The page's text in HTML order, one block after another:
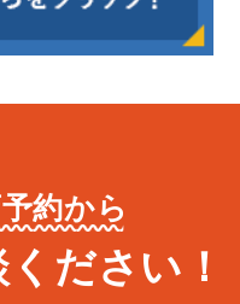
約から
ださい！